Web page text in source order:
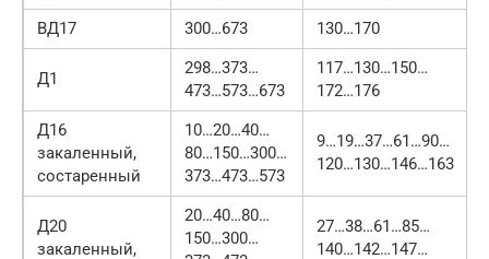
ВД17
300…673 130…170
Д1
298…373…
473…573…673
117…130…150…
172…176
Д16
закаленный,
состаренный
10…20…40…
80…150…300…
373…473…573
9…19…37…61…90…
120…130…146…163
Д20
закаленный,
20…40…80…
150…300…
27…38…61…85…
140…142…147…